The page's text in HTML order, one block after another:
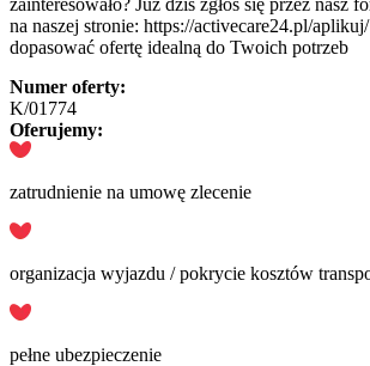
na naszej stronie: https://activecare24.pl/
dopasować ofertę idealną do Twoich potrzeb
Numer oferty:
K/01774
Oferujemy:
zatrudnienie na umowę zlecenie
organizacja wyjazdu / pokrycie kosztów
pełne ubezpieczenie